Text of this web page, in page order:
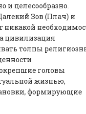
и целесообразно.
Зов (Плач) и
никакой
цивилизация
толпы
головы
жизнью,
формирующие